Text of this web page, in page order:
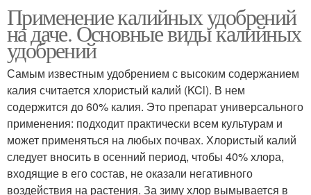
Применение калийных удобрений
на даче. Основные виды калийных
удобрений
Самым известным удобрением с высоким содержанием
калия считается хлористый калий (KCl). В нем
содержится до 60% калия. Это препарат универсального
применения: подходит практически всем культурам и
может применяться на любых почвах. Хлористый калий
следует вносить в осенний период, чтобы 40% хлора,
входящие в его состав, не оказали негативного
воздействия на растения. За зиму хлор вымывается в